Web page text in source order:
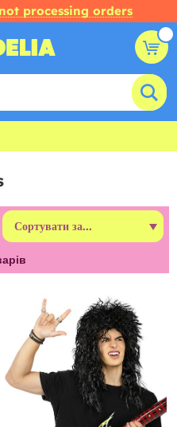
processing orders